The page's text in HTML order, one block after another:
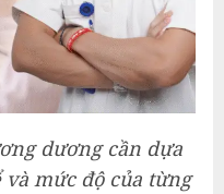
dương cần dựa
mức độ của từng